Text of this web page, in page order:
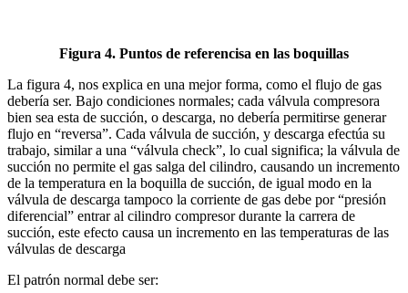
Figura 4. Puntos de referencisa en las boquillas
La figura 4, nos explica en una mejor forma, como el flujo de gas
debería ser. Bajo condiciones normales; cada válvula compresora
bien sea esta de succión, o descarga, no debería permitirse generar
flujo en “reversa”. Cada válvula de succión, y descarga efectúa su
trabajo, similar a una “válvula check”, lo cual significa; la válvula de
succión no permite el gas salga del cilindro, causando un incremento
de la temperatura en la boquilla de succión, de igual modo en la
válvula de descarga tampoco la corriente de gas debe por “presión
diferencial” entrar al cilindro compresor durante la carrera de
succión, este efecto causa un incremento en las temperaturas de las
válvulas de descarga
El patrón normal debe ser: